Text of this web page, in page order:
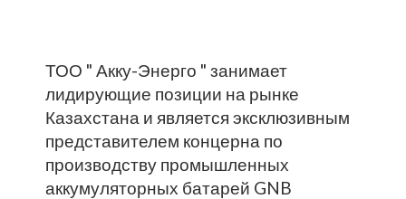
ТОО " Акку-Энерго " занимает
лидирующие позиции на рынке
Казахстана и является эксклюзивным
представителем концерна по
производству промышленных
аккумуляторных батарей GNB